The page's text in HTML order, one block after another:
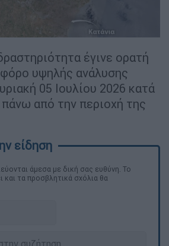
έγινε ορατή
υψηλής ανάλυσης
05 Ιουλίου 2026 κατά
από την περιοχή της
άμεσα με δική σας ευθύνη. Το
και τα προσβλητικά σχόλια θα